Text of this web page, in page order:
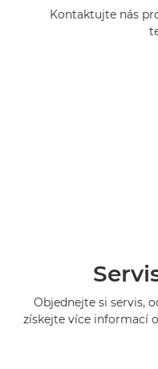
Kontaktujte nás
Objednejte si servis,
získejte více informací